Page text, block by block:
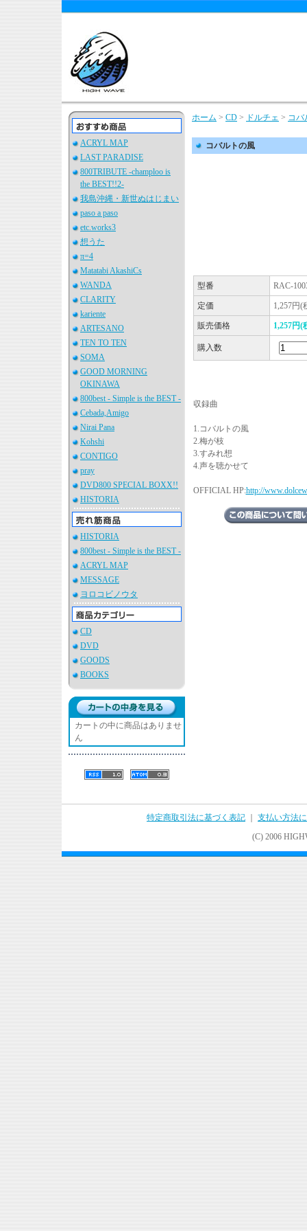
ACRYL MAP
LAST PARADISE
800TRIBUTE -champloo is
the BEST!!2-
我島沖縄・新世ぬはじまい
paso a paso
etc.works3
想うた
π=4
Matatabi AkashiCs
WANDA
CLARITY
kariente
ARTESANO
TEN TO TEN
SOMA
GOOD MORNING
OKINAWA
800best - Simple is the BEST -
Cebada,Amigo
Nirai Pana
Kohshi
CONTIGO
pray
DVD800 SPECIAL BOXX!!
HISTORIA
HISTORIA
800best - Simple is the BEST -
ACRYL MAP
MESSAGE
ヨロコビノウタ
CD
DVD
GOODS
BOOKS
カートの中に商品はありませ
ん
ホーム > CD > ドルチェ > コバ
コバルトの風
型番 RAC-
定価 1,257円(
販売価格 1,257円(
購入数
収録曲
1.コバルトの風
2.梅が枝
3.すみれ想
4.声を聴かせて
OFFICIAL HP:http://
特定商取引法に基づく表記
支払い方法
(C) 2006